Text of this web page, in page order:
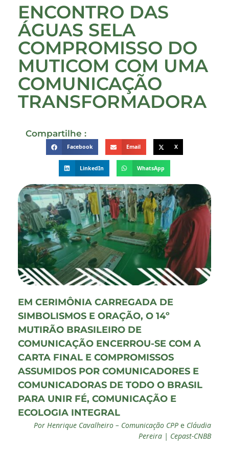
ENCONTRO DAS
ÁGUAS SELA
COMPROMISSO DO
MUTICOM COM UMA
COMUNICAÇÃO
TRANSFORMADORA
Compartilhe :
Facebook Email X
LinkedIn WhatsApp
EM CERIMÔNIA CARREGADA DE
SIMBOLISMOS E ORAÇÃO, O 14º
MUTIRÃO BRASILEIRO DE
COMUNICAÇÃO ENCERROU-SE COM A
CARTA FINAL E COMPROMISSOS
ASSUMIDOS POR COMUNICADORES E
COMUNICADORAS DE TODO O BRASIL
PARA UNIR FÉ, COMUNICAÇÃO E
ECOLOGIA INTEGRAL
Por Henrique Cavalheiro – Comunicação CPP e Cláudia
Pereira | Cepast-CNBB